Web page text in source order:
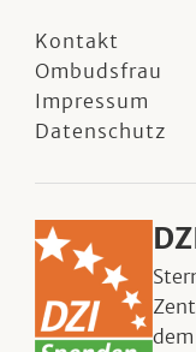
Kontakt
Ombudsfrau
Impressum
Datenschutz